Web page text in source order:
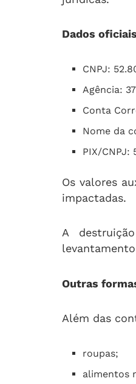
Dados
CNPJ:
Agência:
Conta
Nome da
PIX/CNPJ:
Os valores
impactadas.
A
Outras
Além das
roupas;
alimentos